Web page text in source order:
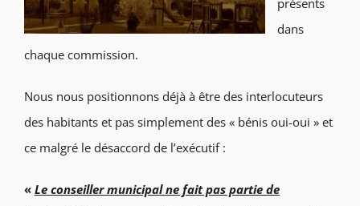
dans
chaque commission.
Nous nous positionnons déjà à être des interlocuteurs
des habitants et pas simplement des « bénis oui-oui » et
ce malgré le désaccord de l’exécutif :
« Le conseiller municipal ne fait pas partie de